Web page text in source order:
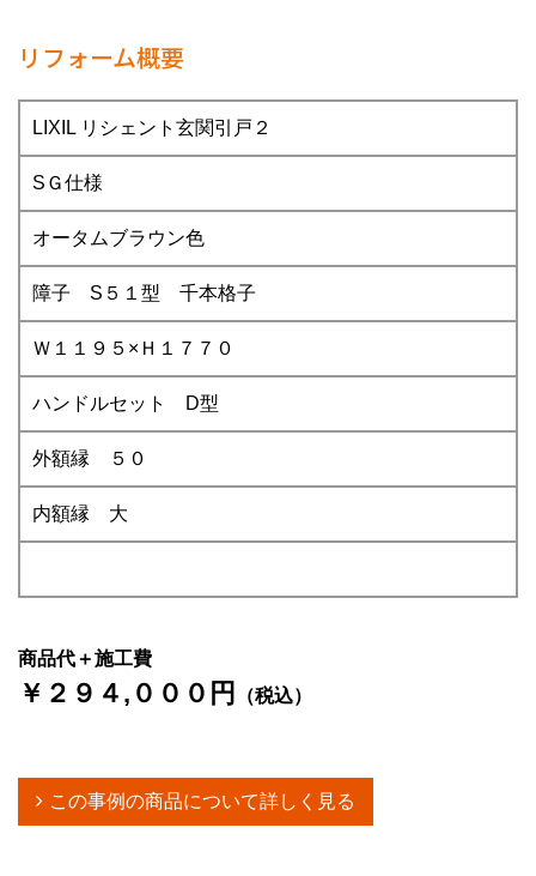
リフォーム概要
LIXIL リシェント玄関引戸２
SＧ仕様
オータムブラウン色
障子 S５１型 千本格子
Ｗ１１９５×Ｈ１７７０
ハンドルセット D型
外額縁 ５０
内額縁 大
商品代＋施工費
￥２９４,０００円 （税込）
この事例の商品について詳しく見る